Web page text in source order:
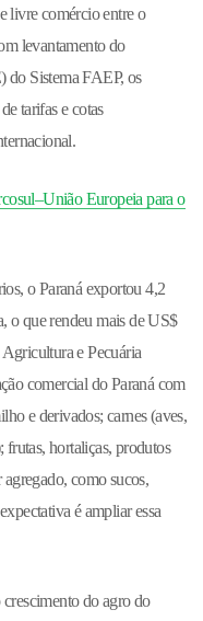
livre comércio entre o
levantamento do
Sistema FAEP, os
tarifas e cotas
Europeia para o
o Paraná exportou 4,2
o que rendeu mais de US$
e Pecuária
comercial do Paraná com
e derivados; carnes (aves,
frutas, hortaliças, produtos
como sucos,
é ampliar essa
do agro do